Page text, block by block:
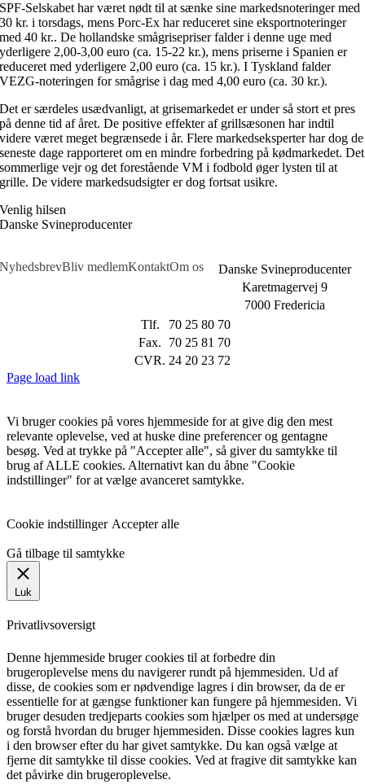
SPF-Selskabet har været nødt til at sænke sine markedsnoteringer med
30 kr. i torsdags, mens Porc-Ex har reduceret sine eksportnoteringer
med 40 kr.. De hollandske smågrisepriser falder i denne uge med
yderligere 2,00-3,00 euro (ca. 15-22 kr.), mens priserne i Spanien er
reduceret med yderligere 2,00 euro (ca. 15 kr.). I Tyskland falder
VEZG-noteringen for smågrise i dag med 4,00 euro (ca. 30 kr.).
Det er særdeles usædvanligt, at grisemarkedet er under så stort et pres
på denne tid af året. De positive effekter af grillsæsonen har indtil
videre været meget begrænsede i år. Flere markedseksperter har dog de
seneste dage rapporteret om en mindre forbedring på kødmarkedet. Det
sommerlige vejr og det forestående VM i fodbold øger lysten til at
grille. De videre markedsudsigter er dog fortsat usikre.
Venlig hilsen
Danske Svineproducenter
NyhedsbrevBliv medlemKontaktOm os
Danske Svineproducenter
Karetmagervej 9
7000 Fredericia
Tlf.
70 25 80 70
Fax.
70 25 81 70
CVR. 24 20 23 72
Page load link
Vi bruger cookies på vores hjemmeside for at give dig den mest
relevante oplevelse, ved at huske dine preferencer og gentagne
besøg. Ved at trykke på "Accepter alle", så giver du samtykke til
brug af ALLE cookies. Alternativt kan du åbne "Cookie
indstillinger" for at vælge avanceret samtykke.
Cookie indstillinger Accepter alle
Gå tilbage til samtykke
Luk
Privatlivsoversigt
Denne hjemmeside bruger cookies til at forbedre din
brugeroplevelse mens du navigerer rundt på hjemmesiden. Ud af
disse, de cookies som er nødvendige lagres i din browser, da de er
essentielle for at gængse funktioner kan fungere på hjemmesiden. Vi
bruger desuden tredjeparts cookies som hjælper os med at undersøge
og forstå hvordan du bruger hjemmesiden. Disse cookies lagres kun
i den browser efter du har givet samtykke. Du kan også vælge at
fjerne dit samtykke til disse cookies. Ved at fragive dit samtykke kan
det påvirke din brugeroplevelse.